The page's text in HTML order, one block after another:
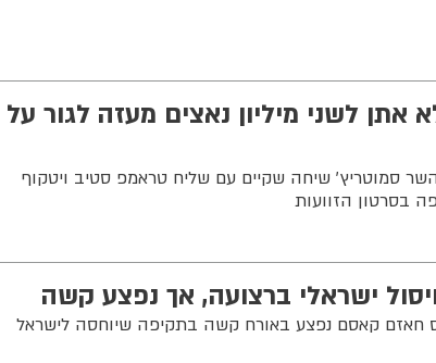
אתן לשני מיליון נאצים מעזה לגור על
סמוטריץ׳ שיחה שקיים עם שליח טראמפ סטיב ויטקוף
בסרטון הזוועות
ישראלי ברצועה, אך נפצע קשה
חאזם קאסם נפצע באורח קשה בתקיפה שיוחסה לישראל